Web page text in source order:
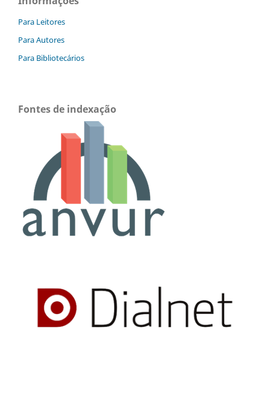
Para Leitores
Para Autores
Para Bibliotecários
Fontes de indexação